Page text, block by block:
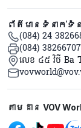
ព័ត៌មានទំនាក់ទំ
(084) 24
(084) 38266707
លេខ ៤៥ វិថី Ba
Mạng xã
តាមដាន VOV